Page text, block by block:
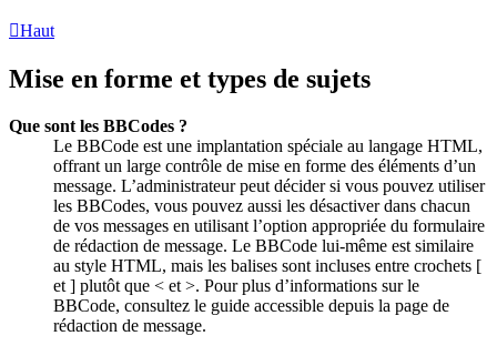
Haut
Mise en forme et types de sujets
Que sont les BBCodes ?
Le BBCode est une implantation spéciale au langage HTML,
offrant un large contrôle de mise en forme des éléments d’un
message. L’administrateur peut décider si vous pouvez utiliser
les BBCodes, vous pouvez aussi les désactiver dans chacun
de vos messages en utilisant l’option appropriée du formulaire
de rédaction de message. Le BBCode lui-même est similaire
au style HTML, mais les balises sont incluses entre crochets [
et ] plutôt que < et >. Pour plus d’informations sur le
BBCode, consultez le guide accessible depuis la page de
rédaction de message.